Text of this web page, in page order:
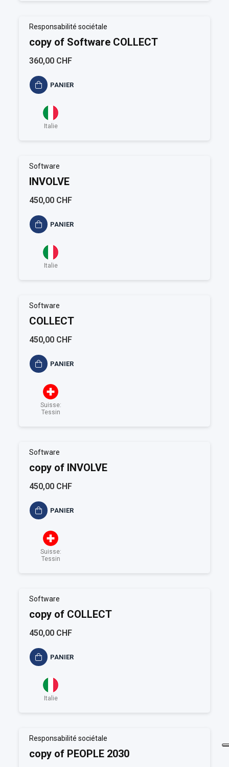
Responsabilité sociétale
copy of Software COLLECT
360,00 CHF
PANIER
Italie
Software
INVOLVE
450,00 CHF
PANIER
Italie
Software
COLLECT
450,00 CHF
PANIER
Suisse:
Tessin
Software
copy of INVOLVE
450,00 CHF
PANIER
Suisse:
Tessin
Software
copy of COLLECT
450,00 CHF
PANIER
Italie
Responsabilité sociétale
copy of PEOPLE 2030